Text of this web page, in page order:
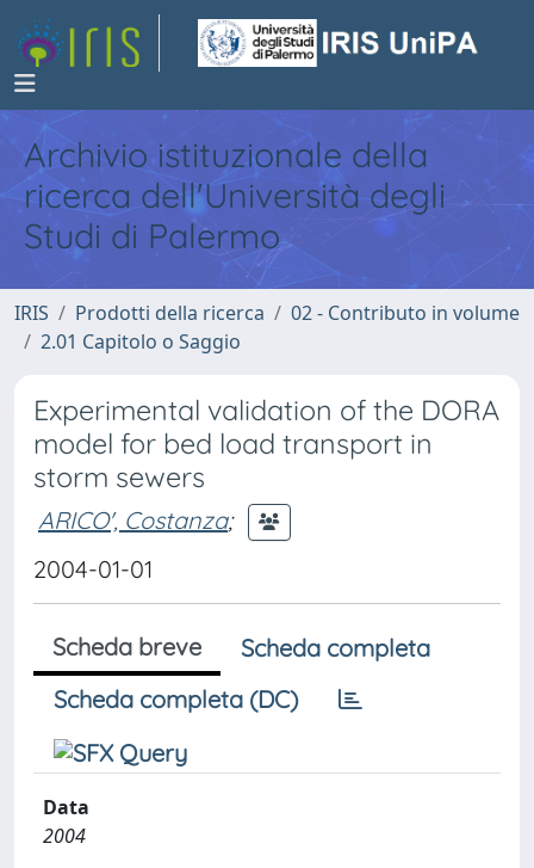
Archivio istituzionale della
ricerca dell'Università degli
Studi di Palermo
IRIS Prodotti della ricerca
02 - Contributo in volume
2.01 Capitolo o Saggio
Experimental validation of the DORA
model for bed load transport in
storm sewers
ARICO', Costanza;
2004-01-01
Scheda breve
Scheda completa
Scheda completa (DC)
Data
2004